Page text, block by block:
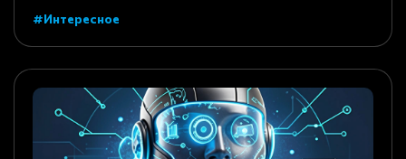
#Интересное